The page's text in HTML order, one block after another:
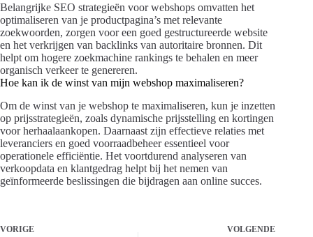
Belangrijke SEO strategieën voor webshops omvatten het
optimaliseren van je productpagina’s met relevante
zoekwoorden, zorgen voor een goed gestructureerde website
en het verkrijgen van backlinks van autoritaire bronnen. Dit
helpt om hogere zoekmachine rankings te behalen en meer
organisch verkeer te genereren.
Hoe kan ik de winst van mijn webshop maximaliseren?
Om de winst van je webshop te maximaliseren, kun je inzetten
op prijsstrategieën, zoals dynamische prijsstelling en kortingen
voor herhaalaankopen. Daarnaast zijn effectieve relaties met
leveranciers en goed voorraadbeheer essentieel voor
operationele efficiëntie. Het voortdurend analyseren van
verkoopdata en klantgedrag helpt bij het nemen van
geïnformeerde beslissingen die bijdragen aan online succes.
VORIGE VOLGENDE